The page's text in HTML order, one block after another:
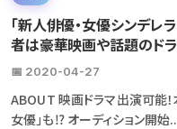
「新人俳優・女優シンデレ
者は豪華映画や話題のド
📅 2020-04-27
ABOUT 映画ドラマ出演可能！
女優」も⁉ オーディション開始